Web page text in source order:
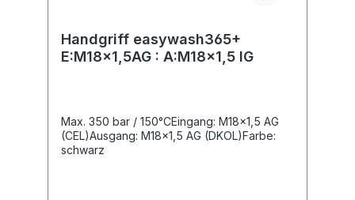
Handgriff easywash365+
E:M18x1,5AG : A:M18x1,5 IG
Max. 350 bar / 150°CEingang: M18x1,5 AG
(CEL)Ausgang: M18x1,5 AG (DKOL)Farbe:
schwarz